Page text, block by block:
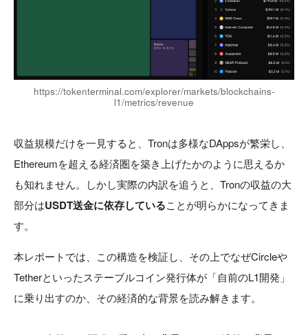
https://tokenterminal.com/explorer/markets/blockchains-
l1/metrics/revenue
収益規模だけを一見すると、Tronは多様なDAppsが繁栄し、
Ethereumを超える経済圏を築き上げたかのように思えるか
も知れません。しかし実際の内訳を追うと、Tronの収益の大
部分はUSDT送金に依存していることが明らかになってきま
す。
本レポートでは、この構造を検証し、その上でなぜCircleや
Tetherといったステーブルコイン発行体が「自前のL1開発」
に乗り出すのか、その経済的な背景を読み解きます。